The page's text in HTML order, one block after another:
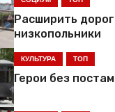
Расширить
низкопольники
КУЛЬТУРА ТОП
Герои без